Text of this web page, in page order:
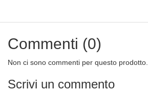
Commenti (0)
Non ci sono commenti per questo prodotto.
Scrivi un commento